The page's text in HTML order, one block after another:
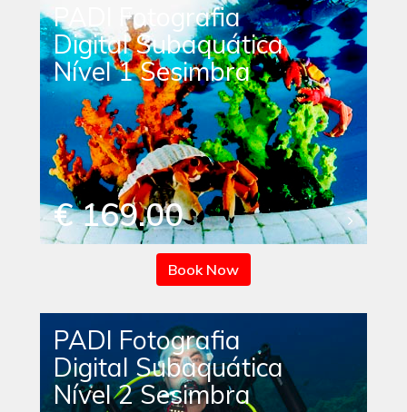
PADI Fotografia
Digital Subaquática
Nível 1 Sesimbra
€ 169.00
Book Now
PADI Fotografia
Digital Subaquática
Nível 2 Sesimbra